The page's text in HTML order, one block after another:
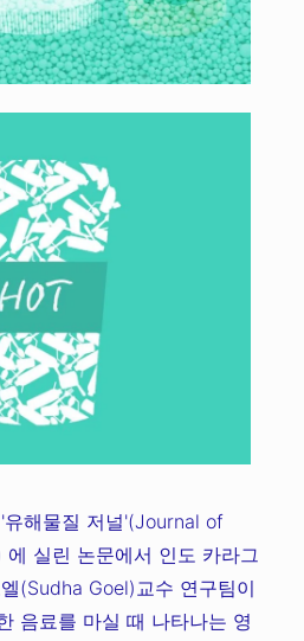
해물질 저널'(Journal of
실린 논문에서 인도 카라그
(Sudha Goel)교수 연구팀이
음료를 마실 때 나타나는 영